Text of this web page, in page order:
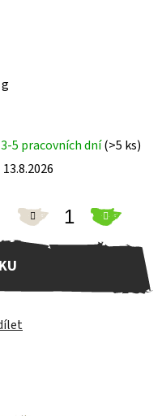
3-5 pracovních dní(>5 ks)
13.8.2026